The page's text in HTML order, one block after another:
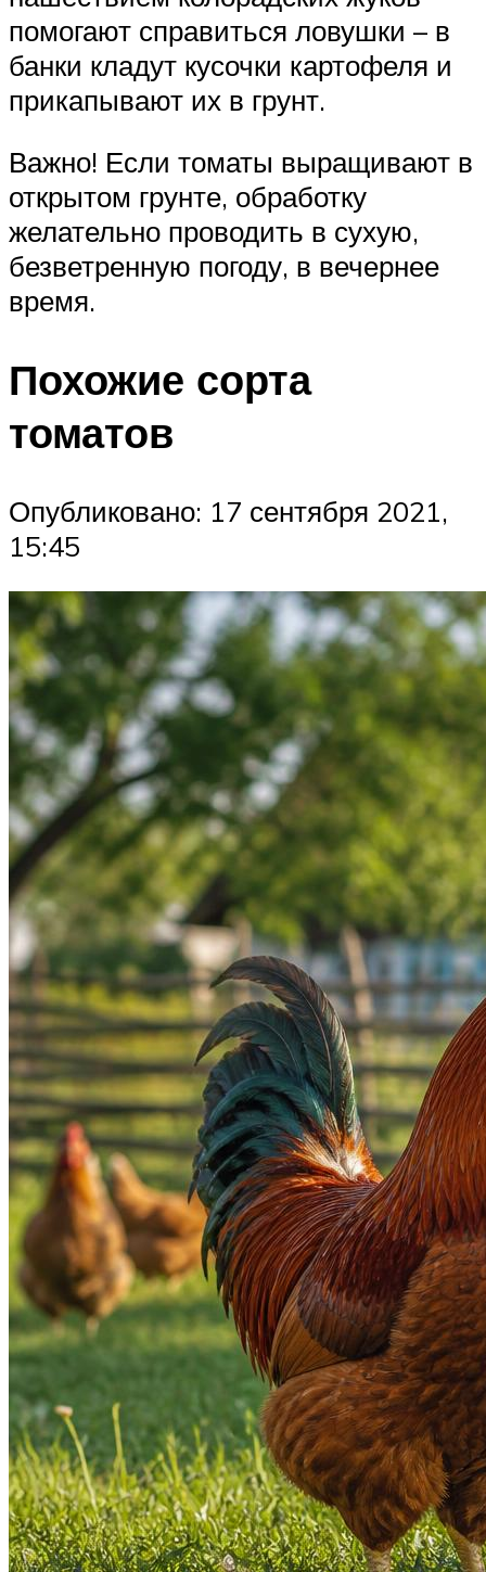
помогают справиться ловушки – в
банки кладут кусочки картофеля и
прикапывают их в грунт.
Важно! Если томаты выращивают в
открытом грунте, обработку
желательно проводить в сухую,
безветренную погоду, в вечернее
время.
Похожие сорта
томатов
Опубликовано: 17 сентября 2021,
15:45